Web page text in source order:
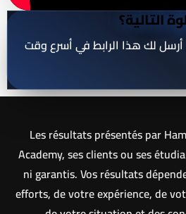
التالية؟
لك هذا الرابط في أسرع وقت
Les résultats présentés par
Academy, ses clients ou ses
ni garantis. Vos résultats
efforts, de votre expérience, de